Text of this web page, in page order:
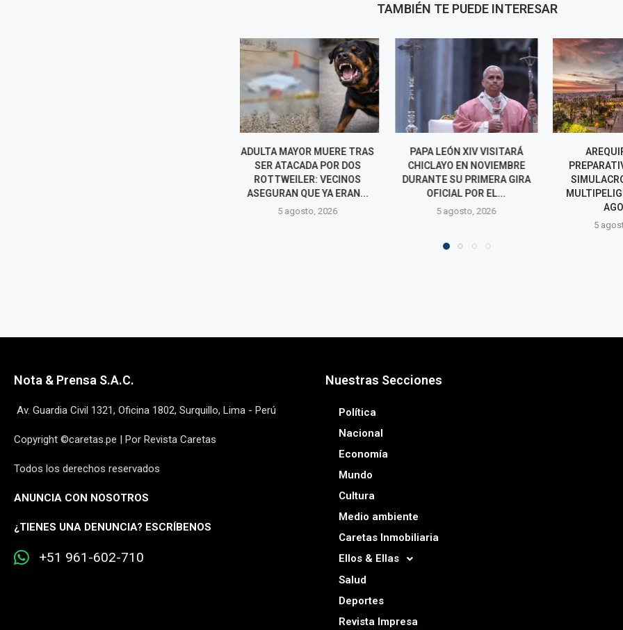
TAMBIÉN TE PUEDE INTERESAR
PAPA LEÓN XIV VISITARÁ
CHICLAYO EN NOVIEMBRE
DURANTE SU PRIMERA GIRA
OFICIAL POR EL...
5 agosto, 2026
AREQUIPA AFINA
PREPARATIVOS PARA EL
SIMULACRO NACIONAL
MULTIPELIGRO DEL 14 DE
AGOSTO
AGRO
MÁS DE
OCHO
5
Nota & Prensa S.A.C.
Av. Guardia Civil 1321, Oficina 1802, Surquillo, Lima - Perú
Copyright ©caretas.pe | Por Revista Caretas
Todos los derechos reservados
ANUNCIA CON NOSOTROS
¿TIENES UNA DENUNCIA? ESCRÍBENOS
+51 961-602-710
Nuestras Secciones
Política
Nacional
Economía
Mundo
Cultura
Medio ambiente
Caretas Inmobiliaria
Ellos & Ellas
Salud
Deportes
Revista Impresa